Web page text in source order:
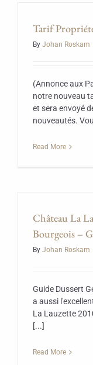
Tarif
By Johan Roskam
(Annonce aux
notre nouveau
et sera envoyé
nouveautés.
Read More
Château La
Bourgeois –
By Johan Roskam
Guide Dussert
a aussi
La Lauzette
[...]
Read More